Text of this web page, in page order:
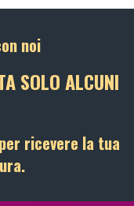
noi
SOLO ALCUNI
ricevere la tua